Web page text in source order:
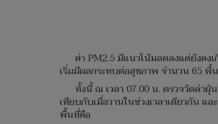
ค่า PM2.5 มีแนวโน้มลดลงแต่ยังค
เริ่มมีผลกระทบต่อสุขภาพ จำนวน 65 พื้
ทั้งนี้ ณ เวลา 07.00 น. ตรวจวัดค่าฝุ่
เทียบกับเมื่อวานในช่วงเวลาเดียวกัน
พื้นที่คือ